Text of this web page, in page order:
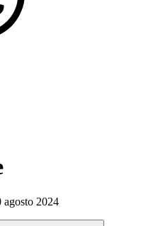
agosto 2024